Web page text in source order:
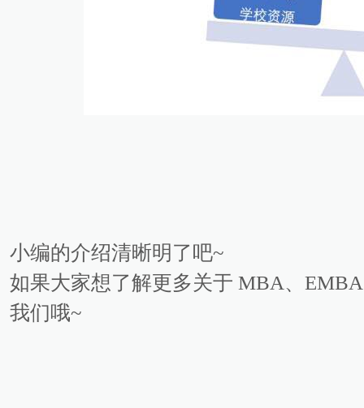
小编的介绍清晰明了吧~
如果大家想了解更多关于 MBA、
我们哦~